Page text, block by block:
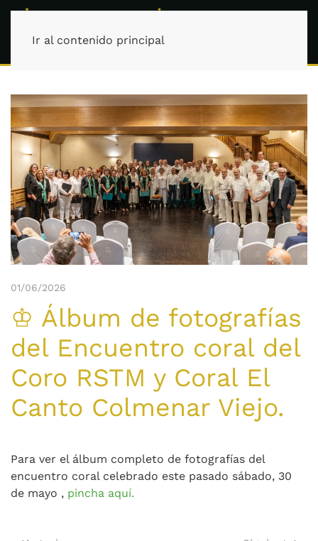
Ir al contenido principal
01/06/2026
♔ Álbum de fotografías
del Encuentro coral del
Coro RSTM y Coral El
Canto Colmenar Viejo.
Para ver el álbum completo de fotografías del
encuentro coral celebrado este pasado sábado, 30
de mayo , pincha aquí.